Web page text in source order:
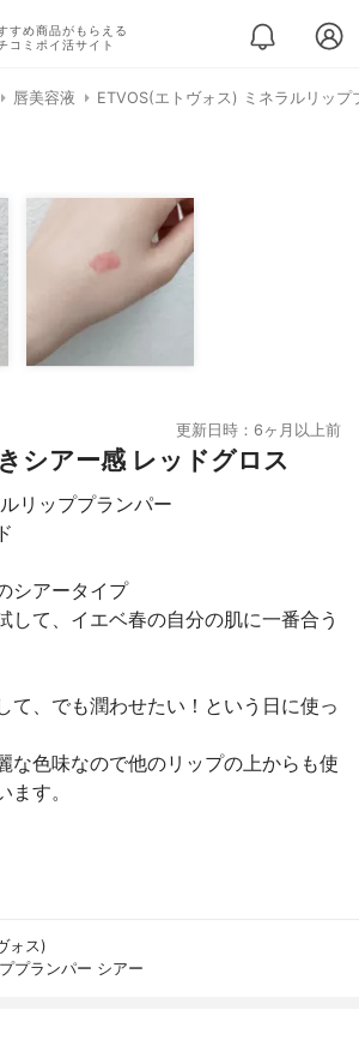
すめ商品がもらえる
コミポイ活サイト
唇美容液 ETVOS(エトヴォス) ミネラルリップ
更新日時：6ヶ月以上前
シアー感 レッドグロス
リッププランパー
シアータイプ
して、イエベ春の自分の肌に一番合う
て、でも潤わせたい！という日に使っ
な色味なので他のリップの上からも使
す。
ォス)
プランパー シアー